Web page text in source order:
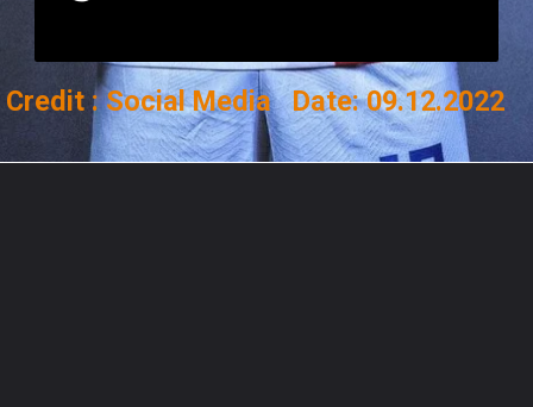
Credit : Social Media Date: 09.12.2022